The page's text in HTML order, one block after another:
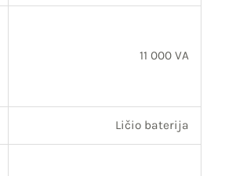
11 000 VA
Ličio baterija